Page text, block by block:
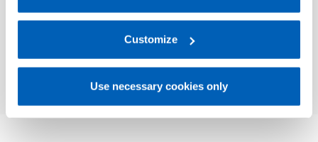
regarding processing of personal data, at the following
Gefran - Privacy Policy.
Customize
Use necessary cookies only
Descrizione